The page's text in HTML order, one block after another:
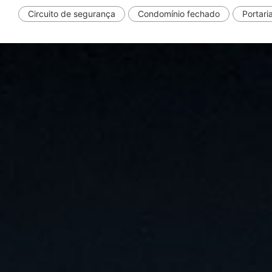
Circuito de segurança Condomínio fechado